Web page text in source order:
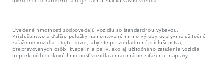
Uvedené hmotnosti zodpovedajú vozidlu so štandardnou výbavou.
Príslušenstvo a ďalšie položky namontované mimo výroby ovplyvnia užitočné
zaťaženie vozidla. Dajte pozor, aby ste pri zohľadnení príslušenstva,
prepravovaných osôb, kvapalín a palív, ako aj užitočného zaťaženia vozidla
neprekročili celkovú hmotnosť vozidla a maximálne zaťaženie nápravy.